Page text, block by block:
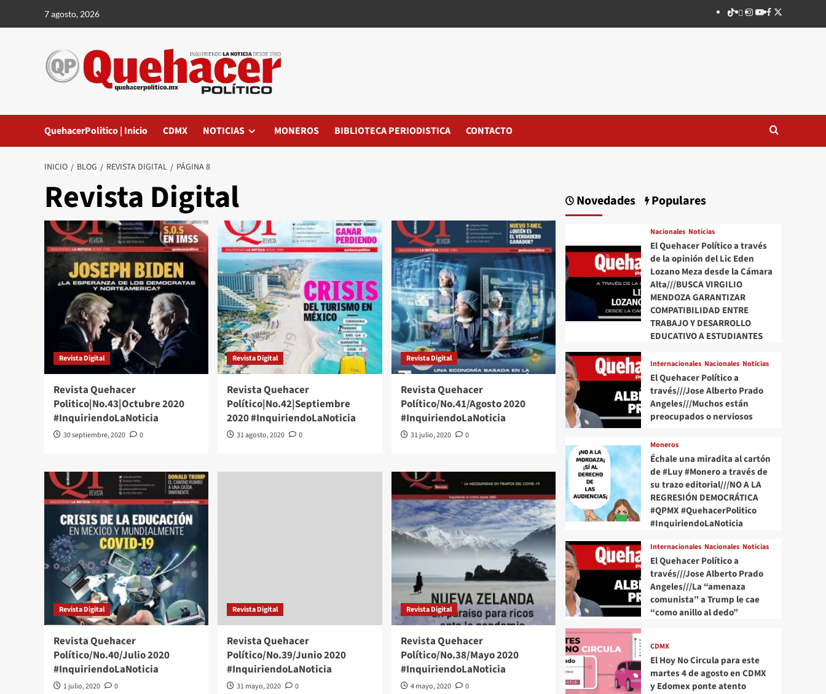
7 agosto, 2026 TikTok
threads
Instagram
Youtube
Facebook
X
QuehacerPolitico | Inicio CDMX NOTICIAS MONEROS BIBLIOTECA PERIODISTICA CONTACTO
INICIO BLOG REVISTA DIGITAL PÁGINA 8
Revista Digital
Revista Digital
Revista Quehacer
Politico|No.43|Octubre 2020
#InquiriendoLaNoticia
30 septiembre, 2020 0
Revista Digital
Revista Quehacer
Político|No.42|Septiembre
2020 #InquiriendoLaNoticia
31 agosto, 2020 0
Revista Digital
Revista Quehacer
Político/No.41/Agosto 2020
#InquiriendoLaNoticia
31 julio, 2020 0
Revista Digital
Revista Quehacer
Político/No.40/Julio 2020
#InquiriendoLaNoticia
1 julio, 2020 0
Revista Digital
Revista Quehacer
Político/No.39/Junio 2020
#InquiriendoLaNoticia
31 mayo, 2020 0
Revista Digital
Revista Quehacer
Político/No.38/Mayo 2020
#InquiriendoLaNoticia
4 mayo, 2020 0
Novedades Populares
Nacionales Noticias
El Quehacer Político a través
de la opinión del Lic Eden
Lozano Meza desde la Cámara
Alta///BUSCA VIRGILIO
MENDOZA GARANTIZAR
COMPATIBILIDAD ENTRE
TRABAJO Y DESARROLLO
EDUCATIVO A ESTUDIANTES
Internacionales Nacionales Noticias
El Quehacer Político a
través///Jose Alberto Prado
Angeles///Muchos están
preocupados o nerviosos
Moneros
Échale una miradita al cartón
de #Luy #Monero a través de
su trazo editorial///NO A LA
REGRESIÓN DEMOCRÁTICA
#QPMX #QuehacerPolitico
#InquiriendoLaNoticia
Internacionales Nacionales Noticias
El Quehacer Político a
través///Jose Alberto Prado
Angeles///La “amenaza
comunista” a Trump le cae
“como anillo al dedo”
CDMX
El Hoy No Circula para este
martes 4 de agosto en CDMX
y Edomex ponte atento